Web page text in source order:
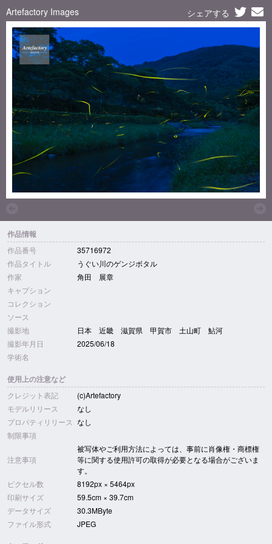
Artefactory Images シェアする
作品情報
作品番号
35716972
作品タイトル
うぐい川のゲンジボタル
作家
角田 展章
キャプション
コレクション
ソース
撮影地
日本 近畿 滋賀県 甲賀市 土山町 鮎河
撮影年月日
2025/06/18
学術名
使用上の注意など
クレジット表記
(c)Artefactory
モデルリリース
なし
プロパティリリース なし
制限事項
注意事項
被写体やご利用方法によっては、事前に肖像権・商標権
等に関する使用許可の取得が必要となる場合がございま
す。
ピクセル数
8192px × 5464px
印刷サイズ
59.5cm × 39.7cm
データサイズ
30.3MByte
ファイル形式
JPEG